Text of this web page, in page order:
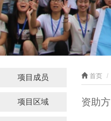
项目成员
项目区域
首页
资助方